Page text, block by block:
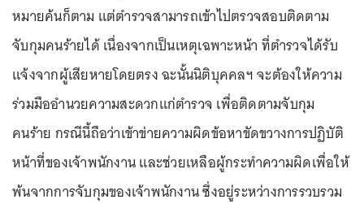
หมายค้นก็ตาม แต่ตำรวจสามารถเข้าไปตรวจสอบติดตาม
จับกุมคนร้ายได้ เนื่องจากเป็นเหตุเฉพาะหน้า ที่ตำรวจได้รับ
แจ้งจากผู้เสียหายโดยตรง ฉะนั้นนิติบุคคลฯ จะต้องให้ความ
ร่วมมืออำนวยความสะดวกแก่ตำรวจ เพื่อติดตามจับกุม
คนร้าย กรณีนี้ถือว่าเข้าข่ายความผิดข้อหาขัดขวางการปฏิบัติ
หน้าที่ของเจ้าพนักงาน และช่วยเหลือผู้กระทำความผิดเพื่อให้
พ้นจากการจับกุมของเจ้าพนักงาน ซึ่งอยู่ระหว่างการรวบรวม